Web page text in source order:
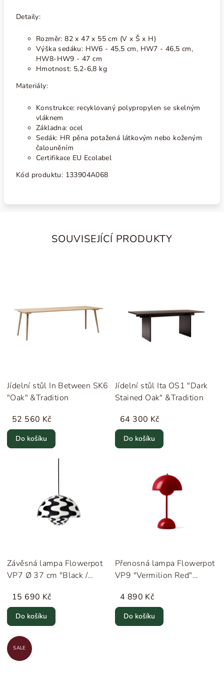
Detaily:
Rozměr: 82 x 47 x 55 cm (V x Š x H)
Výška sedáku: HW6 - 45,5 cm, HW7 - 46,5 cm,
HW8-HW9 - 47 cm
Hmotnost: 5,2-6,8 kg
Materiály:
Konstrukce: recyklovaný polypropylen se skelným
vláknem
Základna: ocel
Sedák: HR pěna potažená látkovým nebo koženým
čalouněním
Certifikace EU Ecolabel
Kód produktu: 133904A068
SOUVISEJÍCÍ PRODUKTY
Jídelní stůl In Between SK6
"Oak" &Tradition
52 560 Kč
Do košíku
Jídelní stůl Ita OS1 "Dark
Stained Oak" &Tradition
64 300 Kč
Do košíku
Závěsná lampa Flowerpot
VP7 Ø 37 cm "Black /
15 690 Kč
Do košíku
Přenosná lampa Flowerpot
VP9 "Vermilion Red"
4 890 Kč
Do košíku
SALE